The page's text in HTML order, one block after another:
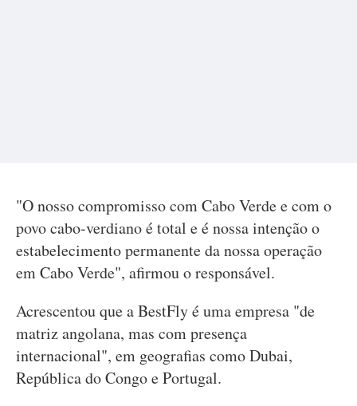
"O nosso compromisso com Cabo Verde e com o
povo cabo-verdiano é total e é nossa intenção o
estabelecimento permanente da nossa operação
em Cabo Verde", afirmou o responsável.
Acrescentou que a BestFly é uma empresa "de
matriz angolana, mas com presença
internacional", em geografias como Dubai,
República do Congo e Portugal.